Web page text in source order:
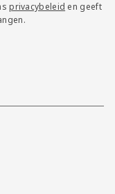
privacybeleid en geeft